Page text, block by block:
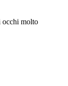
occhi molto